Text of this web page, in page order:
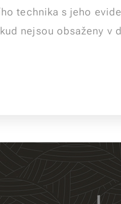
technika s jeho
nejsou obsaženy